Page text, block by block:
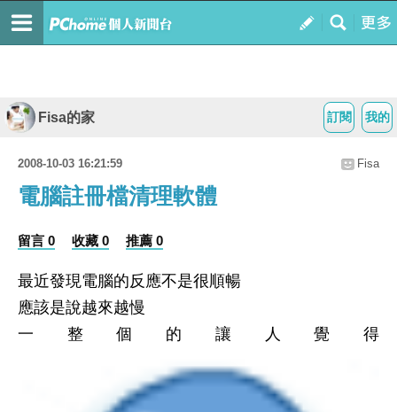
我的
訂閱
Fisa的家
2008-10-03 16:21:59 Fisa
電腦註冊檔清理軟體
留言 0 收藏 0 推薦 0
最近發現電腦的反應不是很順暢
應該是說越來越慢
一整個的讓人覺得